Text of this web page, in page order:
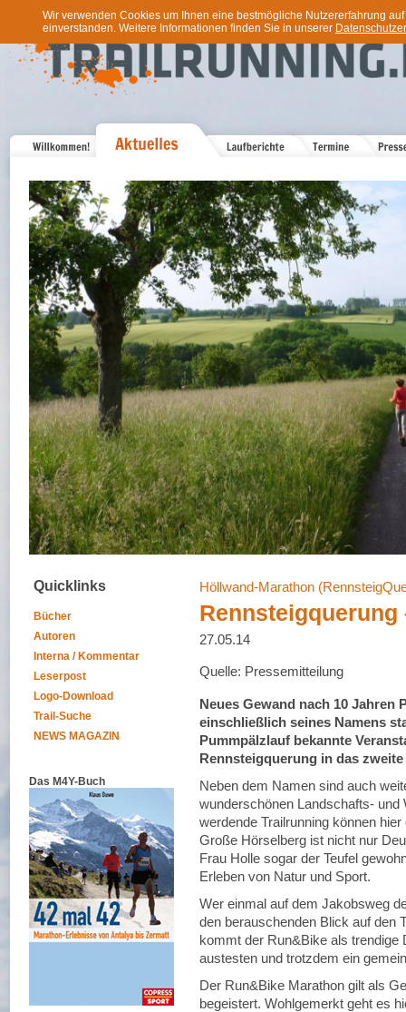
Wir verwenden Cookies um Ihnen eine bestmögliche Nutzererfahrung
einverstanden. Weitere Informationen finden Sie in unserer
Quicklinks
Bücher
Autoren
Interna / Kommentar
Leserpost
Logo-Download
Trail-Suche
NEWS MAGAZIN
Das M4Y-Buch
Höllwand-Marathon
Rennsteigquerung
27.05.14
Quelle: Pressemitteilung
Neues Gewand nach 10 Jahren
einschließlich seines Namens
Pummpälzlauf bekannte
Rennsteigquerung in das
Neben dem Namen sind auch
wunderschönen Landschafts- und
werdende Trailrunning können
Große Hörselberg ist nicht nur
Frau Holle sogar der Teufel
Erleben von Natur und Sport.
Wer einmal auf dem Jakobsweg
den berauschenden Blick auf den
kommt der Run&Bike als trendige
austesten und trotzdem ein
Der Run&Bike Marathon gilt als
begeistert. Wohlgemerkt geht es